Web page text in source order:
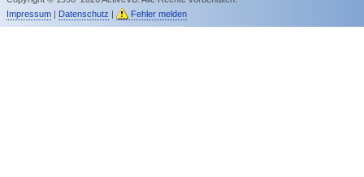
Impressum| Datenschutz | Fehler melden